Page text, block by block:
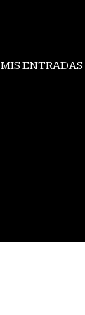
MIS ENTRADAS